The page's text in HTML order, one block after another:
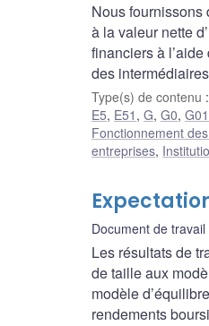
Nous fournissons
à la valeur nette
financiers à
des
Type(s) de contenu :
E5, E51 , G, G0, G01
Fonctionnement
entreprises,
Document de
Les résultats de
de taille aux
modèle
rendements